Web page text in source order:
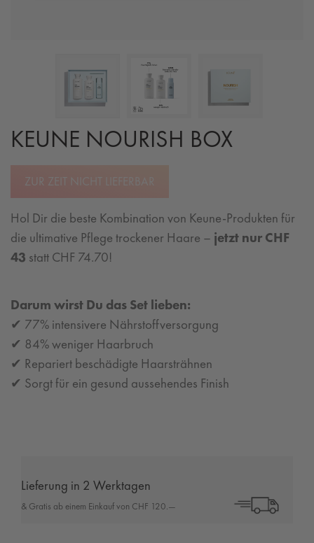
KEUNE NOURISH BOX
ZUR ZEIT NICHT LIEFERBAR
Hol Dir die beste Kombination von Keune-Produkten für
die ultimative Pflege trockener Haare – jetzt nur CHF
43 statt CHF 74.70!
Darum wirst Du das Set lieben:
✔ 77% intensivere Nährstoffversorgung
✔ 84% weniger Haarbruch
✔ Repariert beschädigte Haarsträhnen
✔ Sorgt für ein gesund aussehendes Finish
Lieferung in 2 Werktagen
& Gratis ab einem Einkauf von CHF 120.—